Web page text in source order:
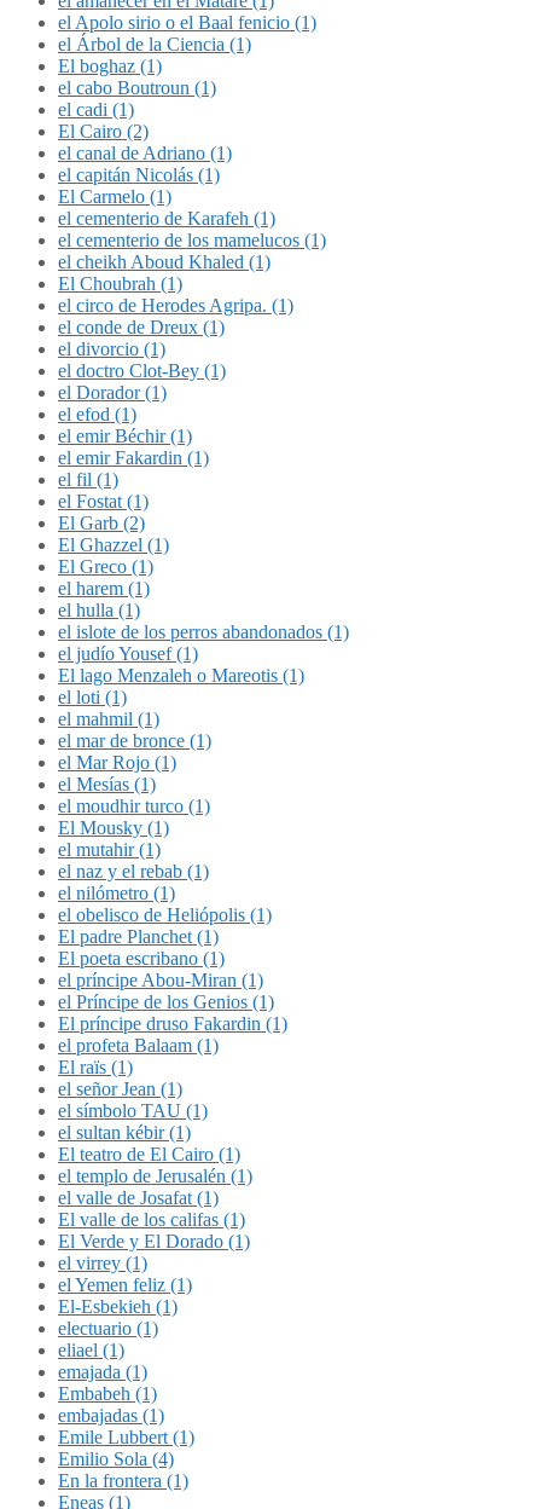
el Apolo sirio o el Baal fenicio (1)
el Árbol de la Ciencia (1)
El boghaz (1)
el cabo Boutroun (1)
el cadi (1)
El Cairo (2)
el canal de Adriano (1)
el capitán Nicolás (1)
El Carmelo (1)
el cementerio de Karafeh (1)
el cementerio de los mamelucos (1)
el cheikh Aboud Khaled (1)
El Choubrah (1)
el circo de Herodes Agripa. (1)
el conde de Dreux (1)
el divorcio (1)
el doctro Clot-Bey (1)
el Dorador (1)
el efod (1)
el emir Béchir (1)
el emir Fakardin (1)
el fil (1)
el Fostat (1)
El Garb (2)
El Ghazzel (1)
El Greco (1)
el harem (1)
el hulla (1)
el islote de los perros abandonados (1)
el judío Yousef (1)
El lago Menzaleh o Mareotis (1)
el loti (1)
el mahmil (1)
el mar de bronce (1)
el Mar Rojo (1)
el Mesías (1)
el moudhir turco (1)
El Mousky (1)
el mutahir (1)
el naz y el rebab (1)
el nilómetro (1)
el obelisco de Heliópolis (1)
El padre Planchet (1)
El poeta escribano (1)
el príncipe Abou-Miran (1)
el Príncipe de los Genios (1)
El príncipe druso Fakardin (1)
el profeta Balaam (1)
El raïs (1)
el señor Jean (1)
el símbolo TAU (1)
el sultan kébir (1)
El teatro de El Cairo (1)
el templo de Jerusalén (1)
el valle de Josafat (1)
El valle de los califas (1)
El Verde y El Dorado (1)
el virrey (1)
el Yemen feliz (1)
El-Esbekieh (1)
electuario (1)
eliael (1)
emajada (1)
Embabeh (1)
embajadas (1)
Emile Lubbert (1)
Emilio Sola (4)
En la frontera (1)
Eneas (1)